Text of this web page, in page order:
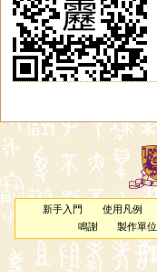
新手入門 使用凡例
鳴謝
製作單位